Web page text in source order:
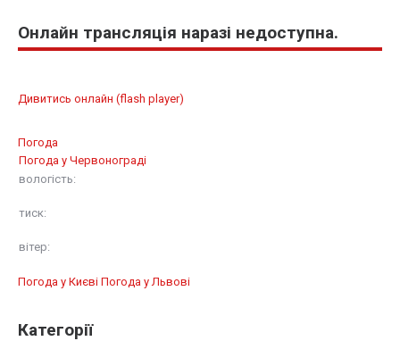
Онлайн трансляція наразі недоступна.
Дивитись онлайн (flash player)
Погода
Погода у Червонограді
вологість:
тиск:
вітер:
Погода у Києві Погода у Львові
Категорії